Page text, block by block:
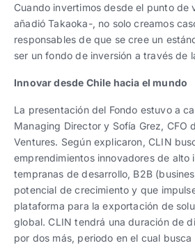
Cuando invertimos desde el punto de
añadió Takaoka-, no solo creamos
responsables de que se cree un
ser un fondo de inversión a través de
Innovar desde Chile hacia el mundo
La presentación del Fondo estuvo a
Managing Director y Sofía Grez, CFO
Ventures. Según explicaron, CLIN
emprendimientos innovadores de alto
tempranas de desarrollo, B2B
potencial de crecimiento y que
plataforma para la exportación de
global. CLIN tendrá una duración de
por dos más, periodo en el cual